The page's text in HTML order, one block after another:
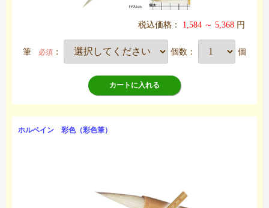
税込価格： 1,584 ～ 5,368 円
筆 必須 ： 個数： 個
カートに入れる
ホルベイン 彩色（彩色筆）